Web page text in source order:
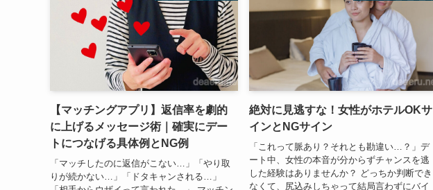
【マッチングアプリ】返信率を劇的
に上げるメッセージ術｜確実にデー
トにつなげる具体例とNG例
「マッチしたのに返信がこない…」「やり取
りが続かない…」「ドタキャンされる…」
絶対に見逃すな！女性がホテルOKサ
インとNGサイン
「これって脈あり？それとも勘違い…？」デ
ート中、女性の本音が分からずチャンスを逃
した経験はありませんか？ どっちか判断でき
なくて、尻込みしちゃって結局言わずにバイ